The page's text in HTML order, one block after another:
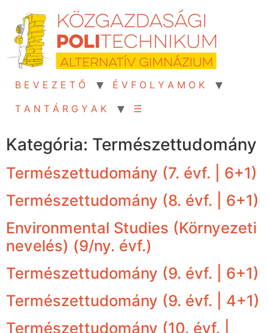
content
B E V E Z E T Ő
É V F O L Y A M O K
T A N T Á R G Y A K
☰
Kategória: Természettudomány
Természettudomány (7. évf. | 6+1)
Természettudomány (8. évf. | 6+1)
Environmental Studies (Környezeti
nevelés) (9/ny. évf.)
Természettudomány (9. évf. | 6+1)
Természettudomány (9. évf. | 4+1)
Természettudomány (10. évf. |